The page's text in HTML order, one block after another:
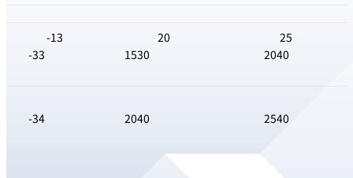
-33 1530 2040
-34 2040 2540
-13 20 25
172864-x
カッターブレード、リアカット、エクストラロン